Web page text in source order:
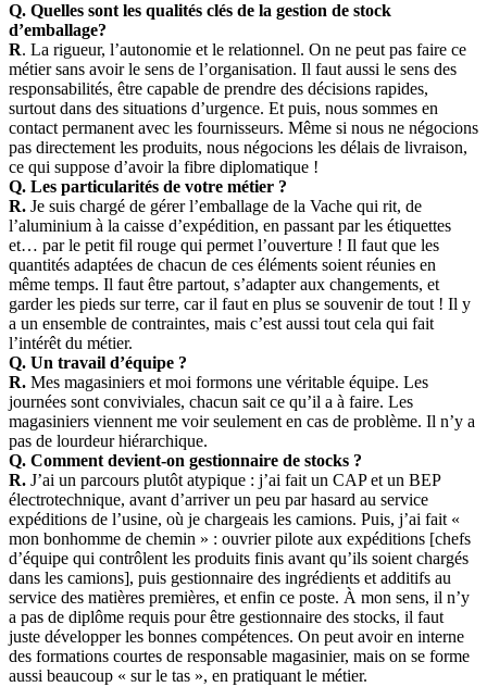
Q. Quelles sont les qualités clés de la gestion de stock
d’emballage?
R. La rigueur, l’autonomie et le relationnel. On ne peut pas faire ce
métier sans avoir le sens de l’organisation. Il faut aussi le sens des
responsabilités, être capable de prendre des décisions rapides,
surtout dans des situations d’urgence. Et puis, nous sommes en
contact permanent avec les fournisseurs. Même si nous ne négocions
pas directement les produits, nous négocions les délais de livraison,
ce qui suppose d’avoir la fibre diplomatique !
Q. Les particularités de votre métier ?
R. Je suis chargé de gérer l’emballage de la Vache qui rit, de
l’aluminium à la caisse d’expédition, en passant par les étiquettes
et… par le petit fil rouge qui permet l’ouverture ! Il faut que les
quantités adaptées de chacun de ces éléments soient réunies en
même temps. Il faut être partout, s’adapter aux changements, et
garder les pieds sur terre, car il faut en plus se souvenir de tout ! Il y
a un ensemble de contraintes, mais c’est aussi tout cela qui fait
l’intérêt du métier.
Q. Un travail d’équipe ?
R. Mes magasiniers et moi formons une véritable équipe. Les
journées sont conviviales, chacun sait ce qu’il a à faire. Les
magasiniers viennent me voir seulement en cas de problème. Il n’y a
pas de lourdeur hiérarchique.
Q. Comment devient-on gestionnaire de stocks ?
R. J’ai un parcours plutôt atypique : j’ai fait un CAP et un BEP
électrotechnique, avant d’arriver un peu par hasard au service
expéditions de l’usine, où je chargeais les camions. Puis, j’ai fait «
mon bonhomme de chemin » : ouvrier pilote aux expéditions [chefs
d’équipe qui contrôlent les produits finis avant qu’ils soient chargés
dans les camions], puis gestionnaire des ingrédients et additifs au
service des matières premières, et enfin ce poste. À mon sens, il n’y
a pas de diplôme requis pour être gestionnaire des stocks, il faut
juste développer les bonnes compétences. On peut avoir en interne
des formations courtes de responsable magasinier, mais on se forme
aussi beaucoup « sur le tas », en pratiquant le métier.